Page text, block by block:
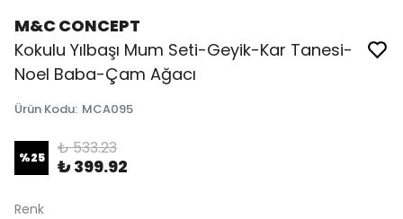
M&C CONCEPT
Kokulu Yılbaşı Mum Seti-Geyik-Kar Tanesi-
Noel Baba-Çam Ağacı
Ürün Kodu: MCA095
%25 ₺ 533.23
₺ 399.92
Renk